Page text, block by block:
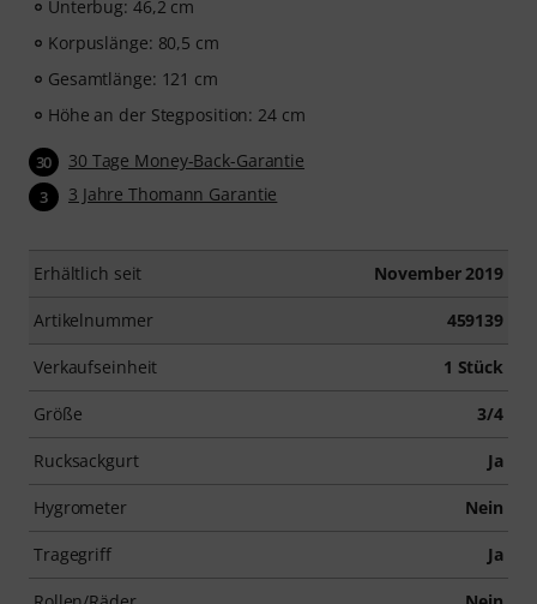
Unterbug: 46,2 cm
Korpuslänge: 80,5 cm
Gesamtlänge: 121 cm
Höhe an der Stegposition: 24 cm
30 30 Tage Money-Back-Garantie
3 3 Jahre Thomann Garantie
Erhältlich seit November 2019
Artikelnummer 459139
Verkaufseinheit 1 Stück
Größe 3/4
Rucksackgurt Ja
Hygrometer Nein
Tragegriff Ja